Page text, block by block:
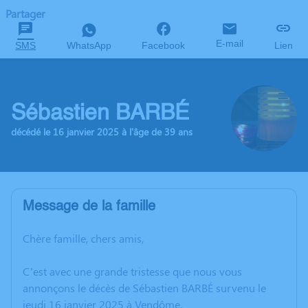
Partager
SMS WhatsApp Facebook E-mail Lien
Sébastien BARBÉ
décédé le 16 janvier 2025 à l'âge de 39 ans
Message de la famille
Chère famille, chers amis,
C’est avec une grande tristesse que nous vous
annonçons le décès de Sébastien BARBÉ survenu le
jeudi 16 janvier 2025 à Vendôme.